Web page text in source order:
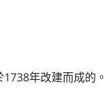
年改建而成的。